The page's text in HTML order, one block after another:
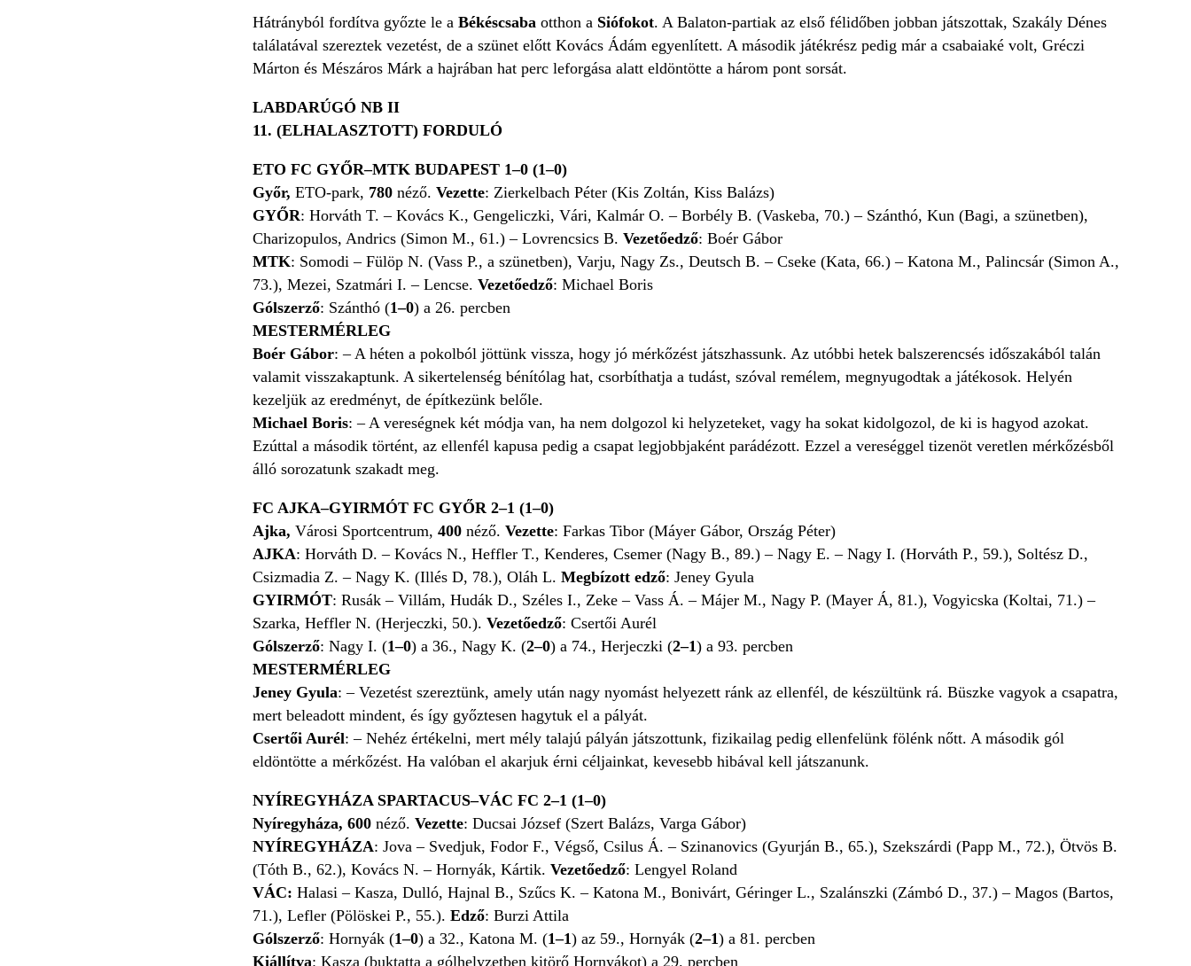
Hátrányból fordítva győzte le a Békéscsaba otthon a Siófokot. A Balaton-partiak az első félidőben jobban játszottak, Szakály Dénes
találatával szereztek vezetést, de a szünet előtt Kovács Ádám egyenlített. A második játékrész pedig már a csabaiaké volt, Gréczi
Márton és Mészáros Márk a hajrában hat perc leforgása alatt eldöntötte a három pont sorsát.
LABDARÚGÓ NB II
11. (ELHALASZTOTT) FORDULÓ
ETO FC GYŐR–MTK BUDAPEST 1–0 (1–0)
Győr, ETO-park, 780 néző. Vezette: Zierkelbach Péter (Kis Zoltán, Kiss Balázs)
GYŐR: Horváth T. – Kovács K., Gengeliczki, Vári, Kalmár O. – Borbély B. (Vaskeba, 70.) – Szánthó, Kun (Bagi, a szünetben),
Charizopulos, Andrics (Simon M., 61.) – Lovrencsics B. Vezetőedző: Boér Gábor
MTK: Somodi – Fülöp N. (Vass P., a szünetben), Varju, Nagy Zs., Deutsch B. – Cseke (Kata, 66.) – Katona M., Palincsár (Simon A.,
73.), Mezei, Szatmári I. – Lencse. Vezetőedző: Michael Boris
Gólszerző: Szánthó (1–0) a 26. percben
MESTERMÉRLEG
Boér Gábor: – A héten a pokolból jöttünk vissza, hogy jó mérkőzést játszhassunk. Az utóbbi hetek balszerencsés időszakából talán
valamit visszakaptunk. A sikertelenség bénítólag hat, csorbíthatja a tudást, szóval remélem, megnyugodtak a játékosok. Helyén
kezeljük az eredményt, de építkezünk belőle.
Michael Boris: – A vereségnek két módja van, ha nem dolgozol ki helyzeteket, vagy ha sokat kidolgozol, de ki is hagyod azokat.
Ezúttal a második történt, az ellenfél kapusa pedig a csapat legjobbjaként parádézott. Ezzel a vereséggel tizenöt veretlen mérkőzésből
álló sorozatunk szakadt meg.
FC AJKA–GYIRMÓT FC GYŐR 2–1 (1–0)
Ajka, Városi Sportcentrum, 400 néző. Vezette: Farkas Tibor (Máyer Gábor, Ország Péter)
AJKA: Horváth D. – Kovács N., Heffler T., Kenderes, Csemer (Nagy B., 89.) – Nagy E. – Nagy I. (Horváth P., 59.), Soltész D.,
Csizmadia Z. – Nagy K. (Illés D, 78.), Oláh L. Megbízott edző: Jeney Gyula
GYIRMÓT: Rusák – Villám, Hudák D., Széles I., Zeke – Vass Á. – Májer M., Nagy P. (Mayer Á, 81.), Vogyicska (Koltai, 71.) –
Szarka, Heffler N. (Herjeczki, 50.). Vezetőedző: Csertői Aurél
Gólszerző: Nagy I. (1–0) a 36., Nagy K. (2–0) a 74., Herjeczki (2–1) a 93. percben
MESTERMÉRLEG
Jeney Gyula: – Vezetést szereztünk, amely után nagy nyomást helyezett ránk az ellenfél, de készültünk rá. Büszke vagyok a csapatra,
mert beleadott mindent, és így győztesen hagytuk el a pályát.
Csertői Aurél: – Nehéz értékelni, mert mély talajú pályán játszottunk, fizikailag pedig ellenfelünk fölénk nőtt. A második gól
eldöntötte a mérkőzést. Ha valóban el akarjuk érni céljainkat, kevesebb hibával kell játszanunk.
NYÍREGYHÁZA SPARTACUS–VÁC FC 2–1 (1–0)
Nyíregyháza, 600 néző. Vezette: Ducsai József (Szert Balázs, Varga Gábor)
NYÍREGYHÁZA: Jova – Svedjuk, Fodor F., Végső, Csilus Á. – Szinanovics (Gyurján B., 65.), Szekszárdi (Papp M., 72.), Ötvös B.
(Tóth B., 62.), Kovács N. – Hornyák, Kártik. Vezetőedző: Lengyel Roland
VÁC: Halasi – Kasza, Dulló, Hajnal B., Szűcs K. – Katona M., Bonivárt, Géringer L., Szalánszki (Zámbó D., 37.) – Magos (Bartos,
71.), Lefler (Pölöskei P., 55.). Edző: Burzi Attila
Gólszerző: Hornyák (1–0) a 32., Katona M. (1–1) az 59., Hornyák (2–1) a 81. percben
Kiállítva: Kasza (buktatta a gólhelyzetben kitörő Hornyákot) a 29. percben